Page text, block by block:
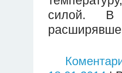
силой. В